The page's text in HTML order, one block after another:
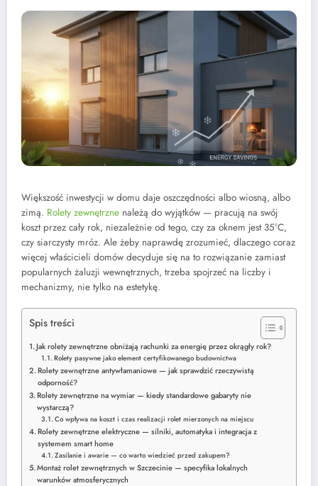
Większość inwestycji w domu daje oszczędności albo wiosną, albo
zimą. Rolety zewnętrzne należą do wyjątków — pracują na swój
koszt przez cały rok, niezależnie od tego, czy za oknem jest 35°C,
czy siarczysty mróz. Ale żeby naprawdę zrozumieć, dlaczego coraz
więcej właścicieli domów decyduje się na to rozwiązanie zamiast
popularnych żaluzji wewnętrznych, trzeba spojrzeć na liczby i
mechanizmy, nie tylko na estetykę.
Spis treści
Jak rolety zewnętrzne obniżają rachunki za energię przez okrągły rok?
Rolety pasywne jako element certyfikowanego budownictwa
Rolety zewnętrzne antywłamaniowe — jak sprawdzić rzeczywistą
odporność?
Rolety zewnętrzne na wymiar — kiedy standardowe gabaryty nie
wystarczą?
Co wpływa na koszt i czas realizacji rolet mierzonych na miejscu
Rolety zewnętrzne elektryczne — silniki, automatyka i integracja z
systemem smart home
Zasilanie i awarie — co warto wiedzieć przed zakupem?
Montaż rolet zewnętrznych w Szczecinie — specyfika lokalnych
warunków atmosferycznych